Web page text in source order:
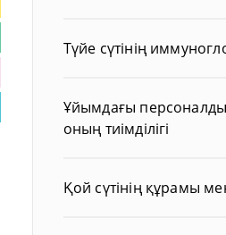
Түйе сүтінің
Ұйымдағы
оның тиімділігі
Қой сүтінің құрамы